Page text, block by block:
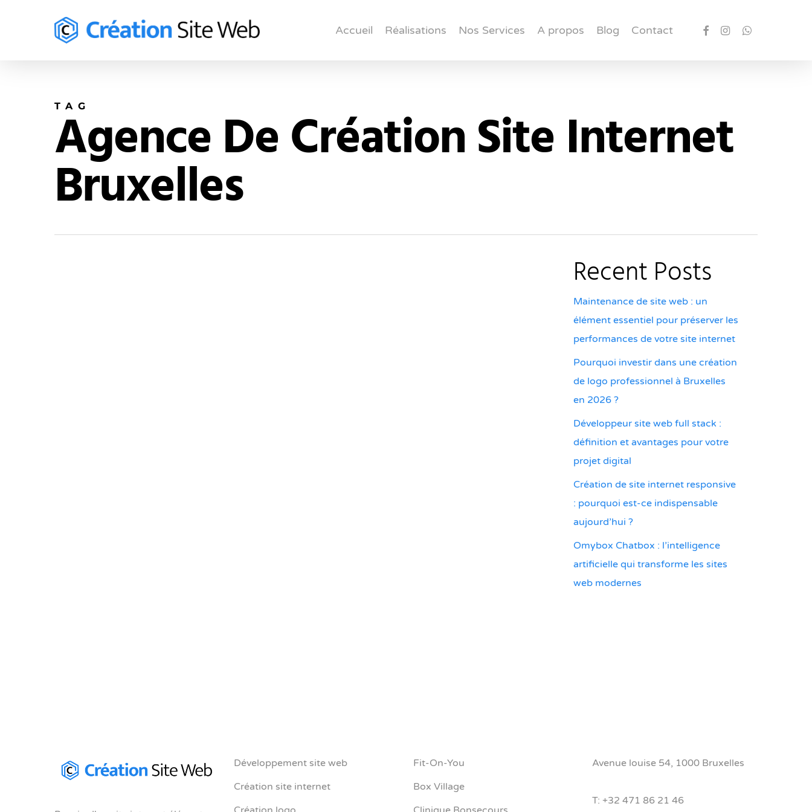
Accueil Réalisations Nos Services A propos Blog Contact
TAG
Agence De Création Site Internet
Bruxelles
Recent Posts
Maintenance de site web : un
élément essentiel pour préserver les
performances de votre site internet
Pourquoi investir dans une création
de logo professionnel à Bruxelles
en 2026 ?
Développeur site web full stack :
définition et avantages pour votre
projet digital
Création de site internet responsive
: pourquoi est-ce indispensable
aujourd’hui ?
Omybox Chatbox : l’intelligence
artificielle qui transforme les sites
web modernes
Développement site web
Création site internet
Fit-On-You
Box Village
Avenue louise 54, 1000 Bruxelles
T:+32 471 86 21 46